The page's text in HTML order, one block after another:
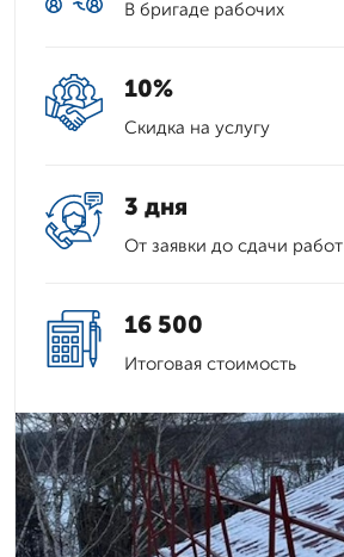
В бригаде рабочих
10%
Скидка на услугу
3 дня
От заявки до сдачи работ
16 500
Итоговая стоимость